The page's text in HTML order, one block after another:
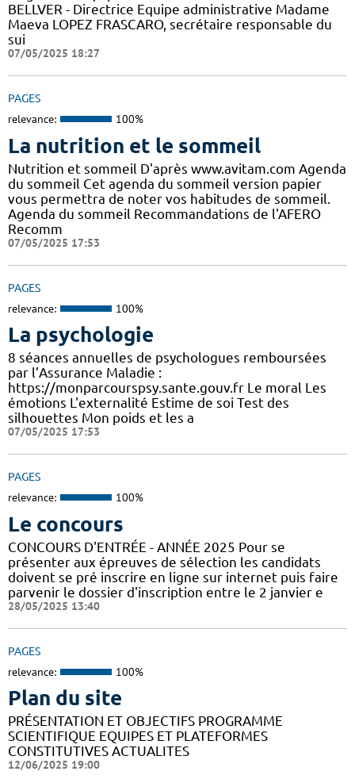
BELLVER - Directrice Equipe administrative Madame
Maeva LOPEZ FRASCARO, secrétaire responsable du
sui
07/05/2025 18:27
PAGES
relevance: 100%
La nutrition et le sommeil
Nutrition et sommeil D'après www.avitam.com Agenda
du sommeil Cet agenda du sommeil version papier
vous permettra de noter vos habitudes de sommeil.
Agenda du sommeil Recommandations de l'AFERO
Recomm
07/05/2025 17:53
PAGES
relevance: 100%
La psychologie
8 séances annuelles de psychologues remboursées
par l’Assurance Maladie :
https://monparcourspsy.sante.gouv.fr Le moral Les
émotions L'externalité Estime de soi Test des
silhouettes Mon poids et les a
07/05/2025 17:53
PAGES
relevance: 100%
Le concours
CONCOURS D'ENTRÉE - ANNÉE 2025 Pour se
présenter aux épreuves de sélection les candidats
doivent se pré inscrire en ligne sur internet puis faire
parvenir le dossier d'inscription entre le 2 janvier e
28/05/2025 13:40
PAGES
relevance: 100%
Plan du site
PRÉSENTATION ET OBJECTIFS PROGRAMME
SCIENTIFIQUE EQUIPES ET PLATEFORMES
CONSTITUTIVES ACTUALITES
12/06/2025 19:00